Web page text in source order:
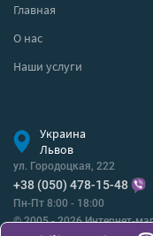
Главная
О нас
Наши услуги
Украина
Львов
ул. Городоцкая, 222
+38 (050) 478-15-48
Пн-Пт 8:00 - 18:00
© 2005 - 2026 Интернет-